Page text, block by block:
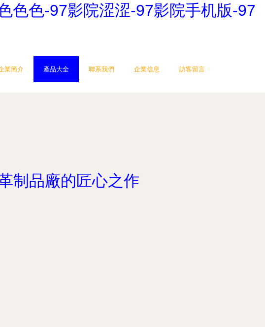
色色-97影院涩涩-97影院手机版-97
業簡介 產品大全 聯系我們 企業信息 訪客留言
制品廠的匠心之作